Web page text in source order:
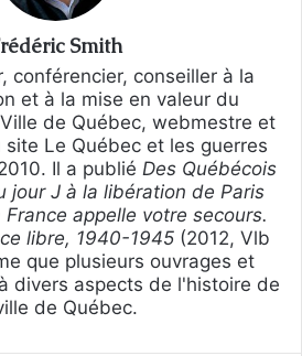
Smith
conférencier, conseiller à la
et à la mise en valeur du
de Québec, webmestre et
Le Québec et les guerres
Il a publié Des Québécois
jour J à la libération de Paris
France appelle votre secours.
libre, 1940-1945(2012, Vlb
que plusieurs ouvrages et
divers aspects de l'histoire de
de Québec.